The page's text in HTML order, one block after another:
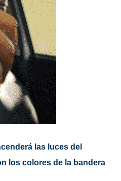
las luces del
los colores de la bandera